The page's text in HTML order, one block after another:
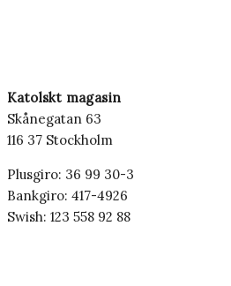
Katolskt magasin
Skånegatan 63
116 37 Stockholm
Plusgiro: 36 99 30-3
Bankgiro: 417-4926
Swish: 123 558 92 88